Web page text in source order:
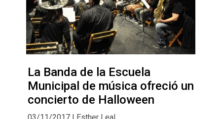
La Banda de la Escuela
Municipal de música ofreció un
concierto de Halloween